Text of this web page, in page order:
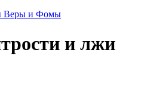
Веры и Фомы
и лжи